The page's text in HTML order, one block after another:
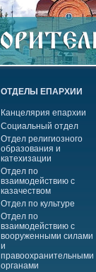
ОТДЕЛЫ ЕПАРХИИ
Канцелярия епархии
Социальный отдел
Отдел религиозного
образования и
катехизации
Отдел по
взаимодействию с
казачеством
Отдел по культуре
Отдел по
взаимодействию с
вооруженными силами
и
правоохранительными
органами